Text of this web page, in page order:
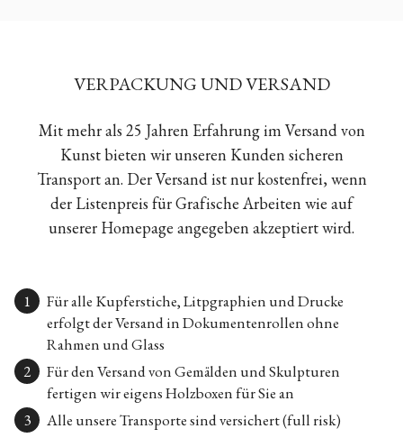
VERPACKUNG UND VERSAND
Mit mehr als 25 Jahren Erfahrung im Versand von
Kunst bieten wir unseren Kunden sicheren
Transport an. Der Versand ist nur kostenfrei, wenn
der Listenpreis für Grafische Arbeiten wie auf
unserer Homepage angegeben akzeptiert wird.
Für alle Kupferstiche, Litpgraphien und Drucke
erfolgt der Versand in Dokumentenrollen ohne
Rahmen und Glass
Für den Versand von Gemälden und Skulpturen
fertigen wir eigens Holzboxen für Sie an
Alle unsere Transporte sind versichert (full risk)